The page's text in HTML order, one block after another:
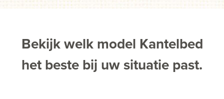
Bekijk welk model Kantelbed
het beste bij uw situatie past.